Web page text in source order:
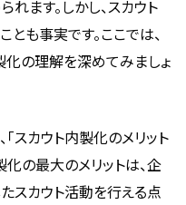
ます。しかし、スカウト
も事実です。ここでは、
化の理解を深めてみましょ
スカウト内製化のメリット
化の最大のメリットは、企
スカウト活動を行える点